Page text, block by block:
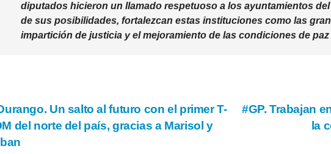
diputados hicieron un llamado respetuoso a los ayuntamientos
de sus posibilidades, fortalezcan estas instituciones como las
impartición de justicia y el mejoramiento de las condiciones de
#GP. Trabajan
la
Un salto al futuro con el primer T-
del norte del país, gracias a Marisol y